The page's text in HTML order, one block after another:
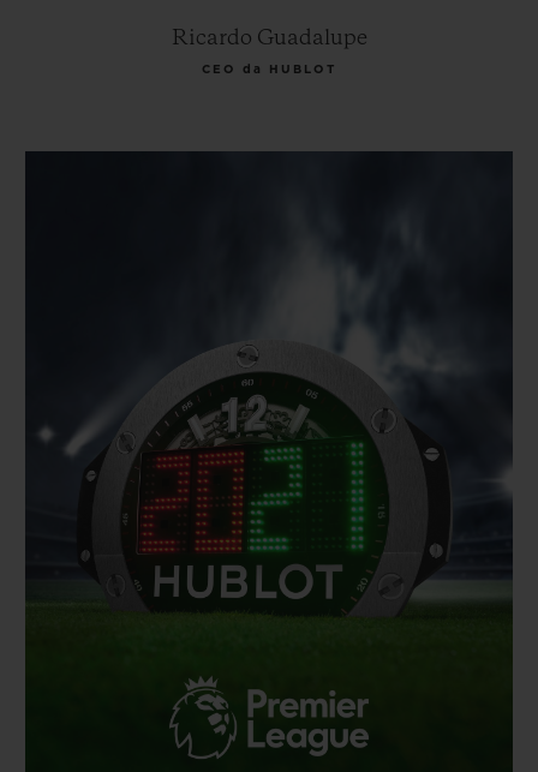
Ricardo Guadalupe
CEO da HUBLOT